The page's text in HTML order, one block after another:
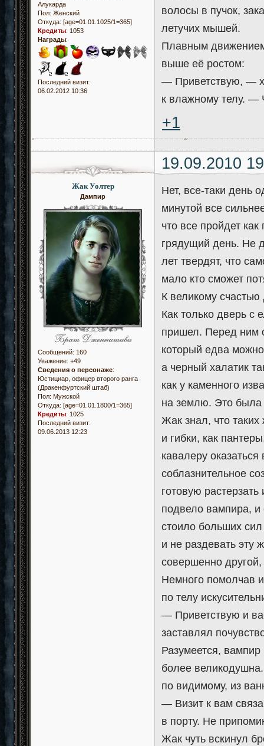
Алукарда
Пол: Женский
Откуда: [age=01.01.1025/1=365]
Кредиты: 1053
Награды:
Последний визит:
06.02.2012 10:36
волосы в пучок,
летучих мышей.
Плавным
выше её ростом:
— Приветствую, —
к влажному телу. —
+1
19.09.2010
Жак Уолтер
Дампир
Сообщений: 160
Уважение: +49
Сведения о персонаже:
Юстициар, офицер второго ранга
(Дракенфуртский штаб)
Пол: Мужской
Откуда: [age=01.01.1800/1=365]
Кредиты: 1025
Последний визит:
09.06.2013 12:23
Нет, все-таки день
минутой все
что все пройдет
грядущий день. Не
лет твердят, что
мало кто сможет
К великому
Как только дверь
пришел. Перед ним
который едва
а черный халатик
как у каменного
на землю. Это была
Жак знал, что
и гибки, как
кавалеру оказаться
соблазнительное
готовую
подвело вампира,
стоило больших
и не раздевать эту
совершенно другой,
Немного помолчав
по телу
— Приветствую и
заставлял
Разумеется, вампир
более
по видимому, из
— Визит к вам
в порту. Не
Жак чуть вскинул